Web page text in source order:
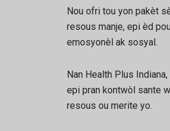
Nou ofri tou yon pakèt
resous manje, epi èd
emosyonèl ak sosyal.
Nan Health Plus
epi pran kontwòl sante
resous ou merite yo.